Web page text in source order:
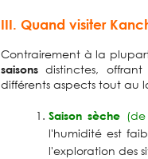
III. Quand visiter
Contrairement à la
saisons distinctes,
différents aspects tout au
Saison sèche
l'humidité est
l'exploration des